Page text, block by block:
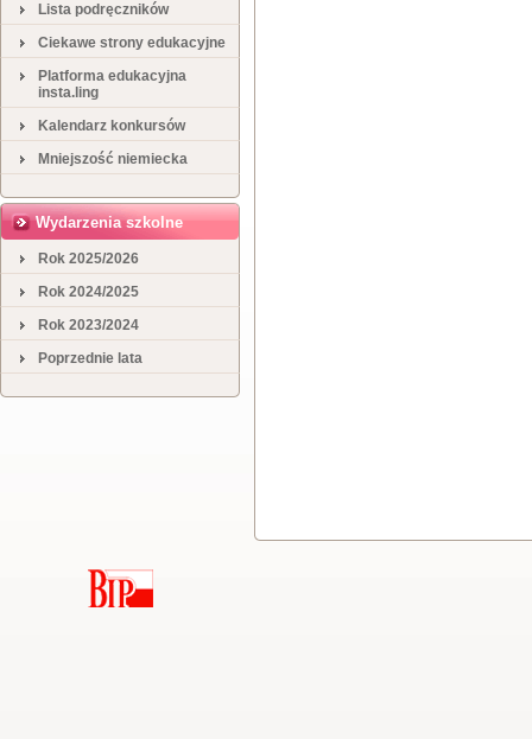
Lista podręczników
Ciekawe strony edukacyjne
Platforma edukacyjna
insta.ling
Kalendarz konkursów
Mniejszość niemiecka
Wydarzenia szkolne
Rok 2025/2026
Rok 2024/2025
Rok 2023/2024
Poprzednie lata